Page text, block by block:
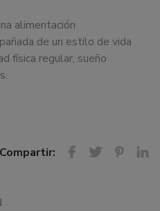
alimentación
de un estilo de vida
física regular, sueño
Compartir: